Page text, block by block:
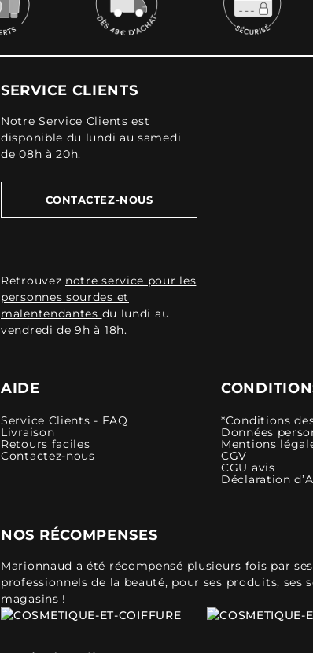
SERVICE CLIENTS
Notre Service Clients est
disponible du lundi au samedi
de 08h à 20h.
CONTACTEZ-NOUS
Retrouvez notre service pour les
personnes sourdes et
malentendantes du lundi au
vendredi de 9h à 18h.
AIDE
Service Clients - FAQ
Livraison
Retours faciles
Contactez-nous
*Conditions
Données
Mentions
CGV
CGU avis
Déclaration
NOS RÉCOMPENSES
Marionnaud a été récompensé plusieurs fois par
professionnels de la beauté, pour ses produits, ses
magasins !